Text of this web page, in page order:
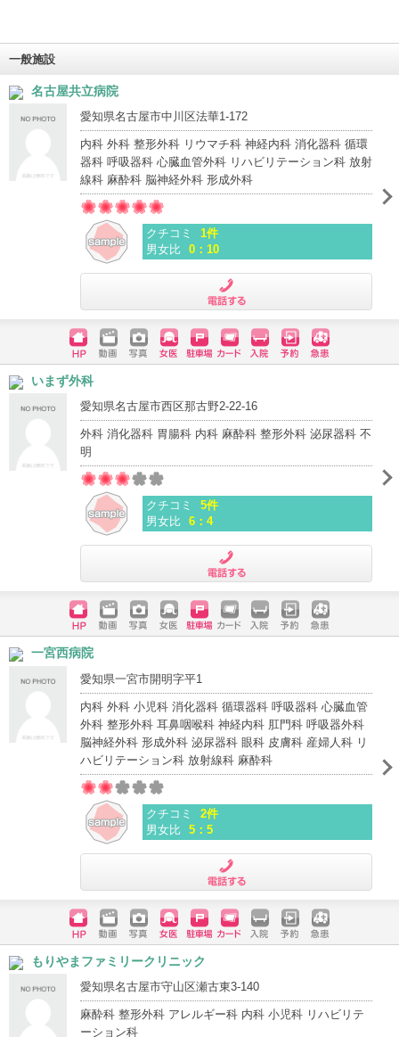
一般施設
名古屋共立病院
愛知県名古屋市中川区法華1-172
内科 外科 整形外科 リウマチ科 神経内科 消化器科 循環
器科 呼吸器科 心臓血管外科 リハビリテーション科 放射
線科 麻酔科 脳神経外科 形成外科
クチコミ
1件
男女比 0：10
ホームペ
ージ
動画 写真 女医 駐車場
クレジッ
入院 予約 急患
いまず外科
愛知県名古屋市西区那古野2-22-16
外科 消化器科 胃腸科 内科 麻酔科 整形外科 泌尿器科 不
明
クチコミ
5件
男女比 6：4
ホームペ
ージ
動画 写真 女医 駐車場
クレジッ
入院 予約 急患
一宮西病院
愛知県一宮市開明字平1
内科 外科 小児科 消化器科 循環器科 呼吸器科 心臓血管
外科 整形外科 耳鼻咽喉科 神経内科 肛門科 呼吸器外科
脳神経外科 形成外科 泌尿器科 眼科 皮膚科 産婦人科 リ
ハビリテーション科 放射線科 麻酔科
クチコミ
2件
男女比 5：5
ホームペ
ージ
動画 写真 女医 駐車場
クレジッ
入院 予約 急患
もりやまファミリークリニック
愛知県名古屋市守山区瀬古東3-140
麻酔科 整形外科 アレルギー科 内科 小児科 リハビリテ
ーション科